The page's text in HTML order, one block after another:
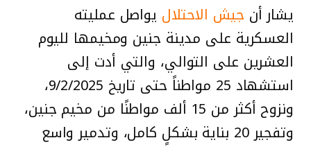
يشار أن جيش الاحتلال يواصل عمليته
العسكرية على مدينة جنين ومخيمها لليوم
العشرين على التوالي، والتي أدت إلى
استشهاد 25 مواطناً حتى تاريخ 9/2/2025،
ونزوح أكثر من 15 ألف مواطنًا من مخيم جنين،
وتفجير 20 بناية بشكلٍ كامل، وتدمير واسع